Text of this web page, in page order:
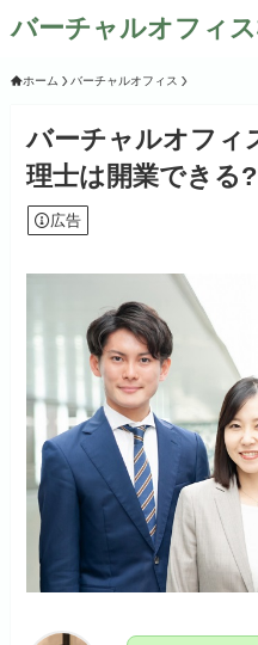
バーチャルオフィ
ホーム バーチャルオフィス
バーチャルオフィ
理士は開業できる
広告